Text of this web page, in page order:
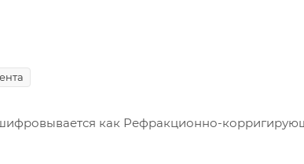
как Рефракционно-